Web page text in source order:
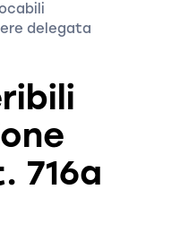
delegata
716a